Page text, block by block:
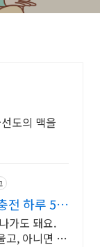
도의 맥을
전 하루 5분
가도 돼요.
고, 아니면 그